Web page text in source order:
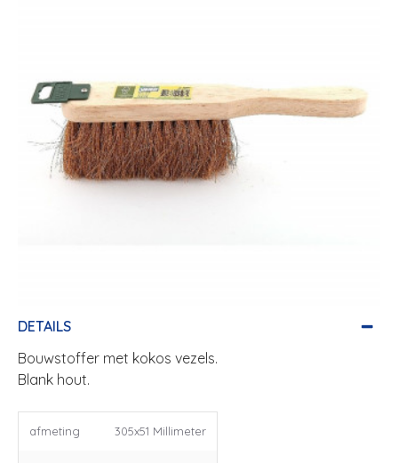
DETAILS
Bouwstoffer met kokos vezels.
Blank hout.
afmeting 305x51 Millimeter